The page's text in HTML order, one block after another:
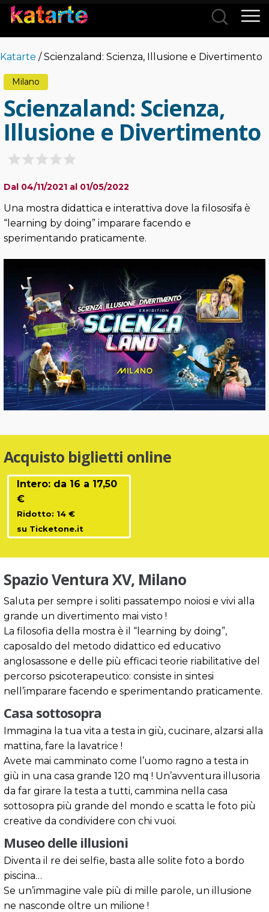
Categorie
Katarte / Scienzaland: Scienza, Illusione e Divertimento
Milano
Scienzaland: Scienza,
Illusione e Divertimento
Dal 04/11/2021 al 01/05/2022
Una mostra didattica e interattiva dove la filososifa è
“learning by doing” imparare facendo e
sperimentando praticamente.
Acquisto biglietti online
Intero: da 16 a 17,50
€
Ridotto: 14 €
su Ticketone.it
Spazio Ventura XV, Milano
Saluta per sempre i soliti passatempo noiosi e vivi alla
grande un divertimento mai visto !
La filosofia della mostra è il “learning by doing”,
caposaldo del metodo didattico ed educativo
anglosassone e delle più efficaci teorie riabilitative del
percorso psicoterapeutico: consiste in sintesi
nell’imparare facendo e sperimentando praticamente.
Casa sottosopra
Immagina la tua vita a testa in giù, cucinare, alzarsi alla
mattina, fare la lavatrice !
Avete mai camminato come l’uomo ragno a testa in
giù in una casa grande 120 mq ! Un’avventura illusoria
da far girare la testa a tutti, cammina nella casa
sottosopra più grande del mondo e scatta le foto più
creative da condividere con chi vuoi.
Museo delle illusioni
Diventa il re dei selfie, basta alle solite foto a bordo
piscina…
Se un’immagine vale più di mille parole, un illusione
ne nasconde oltre un milione !